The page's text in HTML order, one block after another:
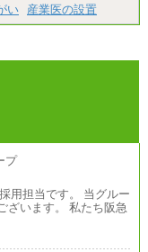
い 産業医の設置
用担当です。 当グルー
ざいます。 私たち阪急